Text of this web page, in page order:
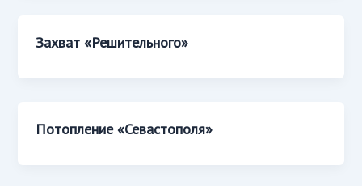
Захват «Решительного»
Потопление «Севастополя»